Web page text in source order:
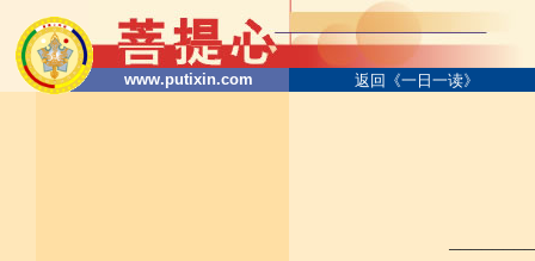
www.putixin.com 返回《一日一读》